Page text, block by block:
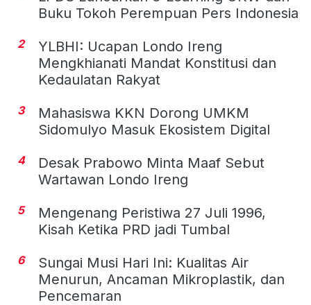
Buku Tokoh Perempuan Pers Indonesia
2
YLBHI: Ucapan Londo Ireng
Mengkhianati Mandat Konstitusi dan
Kedaulatan Rakyat
3
Mahasiswa KKN Dorong UMKM
Sidomulyo Masuk Ekosistem Digital
4
Desak Prabowo Minta Maaf Sebut
Wartawan Londo Ireng
5
Mengenang Peristiwa 27 Juli 1996,
Kisah Ketika PRD jadi Tumbal
6
Sungai Musi Hari Ini: Kualitas Air
Menurun, Ancaman Mikroplastik, dan
Pencemaran